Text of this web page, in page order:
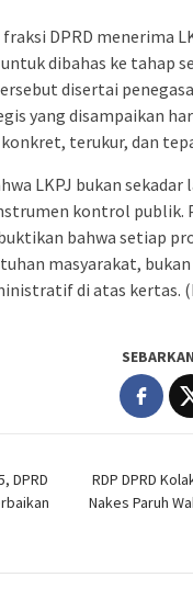
DPRD menerima
dibahas ke tahap
disertai
yang disampaikan
terukur, dan
LKPJ bukan sekadar
kontrol publik.
bahwa setiap
masyarakat,
di atas kertas.
SEBARKAN
DPRD
RDP DPRD
Nakes Paruh